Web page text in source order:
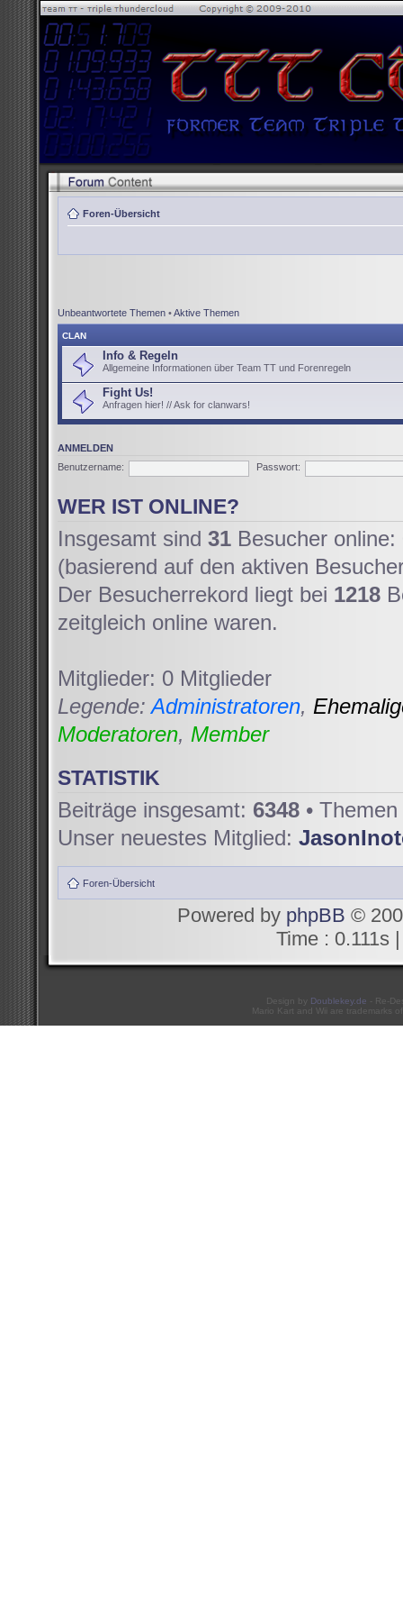
Foren-Übersicht
Unbeantwortete Themen •Aktive Themen
CLAN
Info & Regeln
Allgemeine Informationen über Team TT und Forenregeln
Fight Us!
Anfragen hier! // Ask for clanwars!
ANMELDEN
Benutzername:
Passwort:
WER IST ONLINE?
Insgesamt sind 31 Besucher
(basierend auf den aktiven
Der Besucherrekord liegt bei 1218
zeitgleich online waren.
Mitglieder: 0 Mitglieder
Legende:Administratoren,
Moderatoren, Member
STATISTIK
Beiträge insgesamt: 6348 •
Unser neuestes Mitglied:
Foren-Übersicht
Powered by phpBB ©
Time : 0.111s
Design by Doublekey.de - Re-
Mario Kart and Wii are trademarks